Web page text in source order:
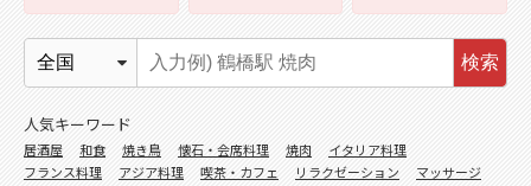
検索
人気キーワード
居酒屋 和食 焼き鳥 懐石・会席料理 焼肉
イタリア料理
フランス料理
アジア料理 喫茶・カフェ リラクゼーション
マッサージ